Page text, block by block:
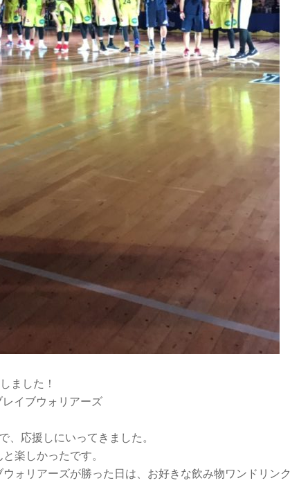
ました！
イブウォリアーズ
、応援しにいってきました。
楽しかったです。
ォリアーズが勝った日は、お好きな飲み物ワンドリンク